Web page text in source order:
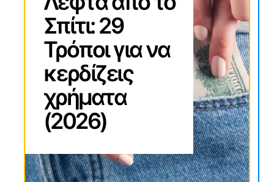
Σπίτι: 29
Τρόποι για να
κερδίζεις
χρήματα
(2026)